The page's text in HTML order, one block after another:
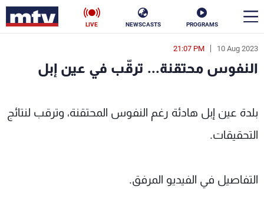
PROGRAMS
NEWSCASTS
LIVE
10 Aug 2023
21:07 PM
النفوس محتقنة... ترقّب في عين إبل
بلدة عين إبل هادئة رغم النفوس المحتقنة، وترقب لنتائج
التحقيقات.
التفاصيل في الفيديو المرفق.
en
الأخبار
سياسة ناس
إقتصاد
كأس العالم